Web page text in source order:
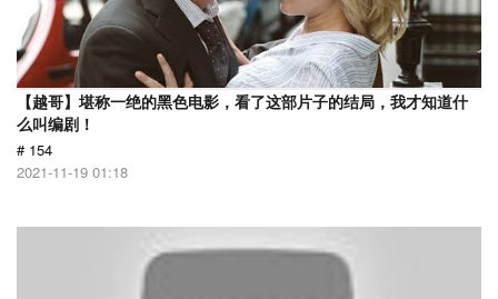
【越哥】堪称一绝的黑色电影，看了这部片子的结局，我才知道什
么叫编剧！
# 154
2021-11-19 01:18